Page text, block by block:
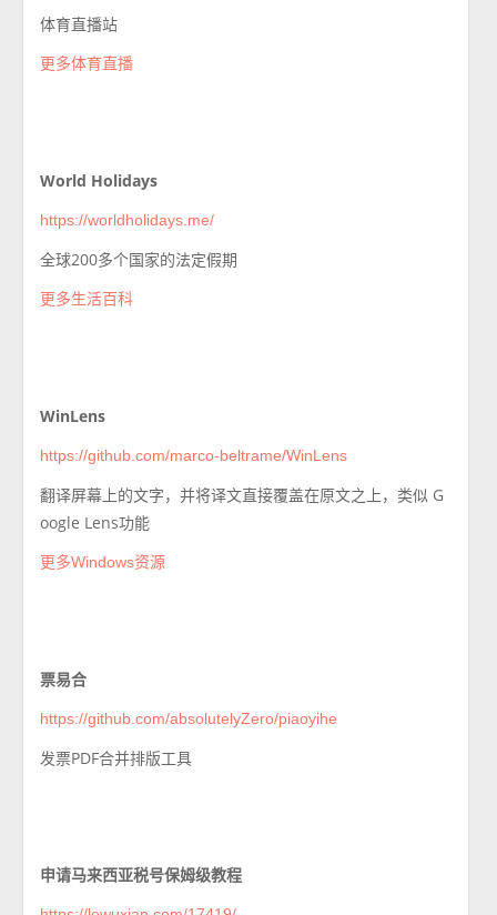
体育直播站
更多体育直播
World Holidays
https://worldholidays.me/
全球200多个国家的法定假期
更多生活百科
WinLens
https://github.com/marco-beltrame/WinLens
翻译屏幕上的文字，并将译文直接覆盖在原文之上，类似 G
oogle Lens功能
更多Windows资源
票易合
https://github.com/absolutelyZero/piaoyihe
发票PDF合并排版工具
申请马来西亚税号保姆级教程